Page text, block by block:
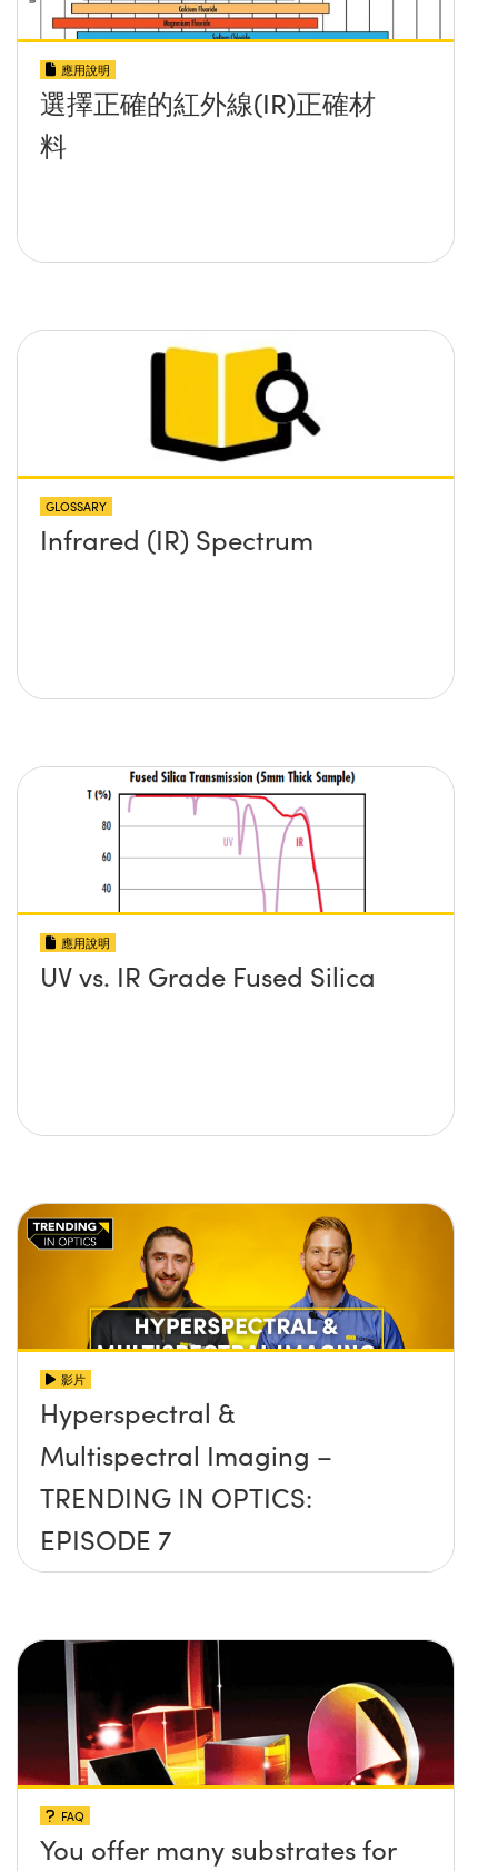
應用說明
選擇正確的紅外線(IR)正確材
料
GLOSSARY
Infrared (IR) Spectrum
應用說明
UV vs. IR Grade Fused Silica
影片
Hyperspectral &
Multispectral Imaging –
TRENDING IN OPTICS:
EPISODE 7
FAQ
You offer many substrates for